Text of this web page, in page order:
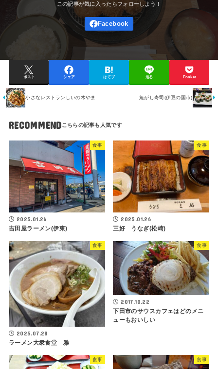
ポスト シェア はてブ 送る Pocket
小さなレストランしいの木やま 魚がし寿司(伊豆の国市)
RECOMMEND
食事
2025.01.26
吉田屋ラーメン(伊東)
食事
2025.01.26
三好 うなぎ(松崎)
食事
2025.07.28
ラーメン大衆食堂 雅
食事
2017.10.22
下田市のサウスカフェはどのメニ
ューもおいしい
食事 食事